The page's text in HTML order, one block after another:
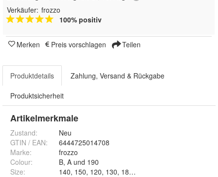
Verkäufer: frozzo
100% positiv
Merken Preis vorschlagen Teilen
Produktdetails Zahlung, Versand & Rückgabe
Produktsicherheit
Artikelmerkmale
Zustand:
Neu
GTIN / EAN:
6444725014708
Marke:
frozzo
Colour:
B, A und 190
Size: